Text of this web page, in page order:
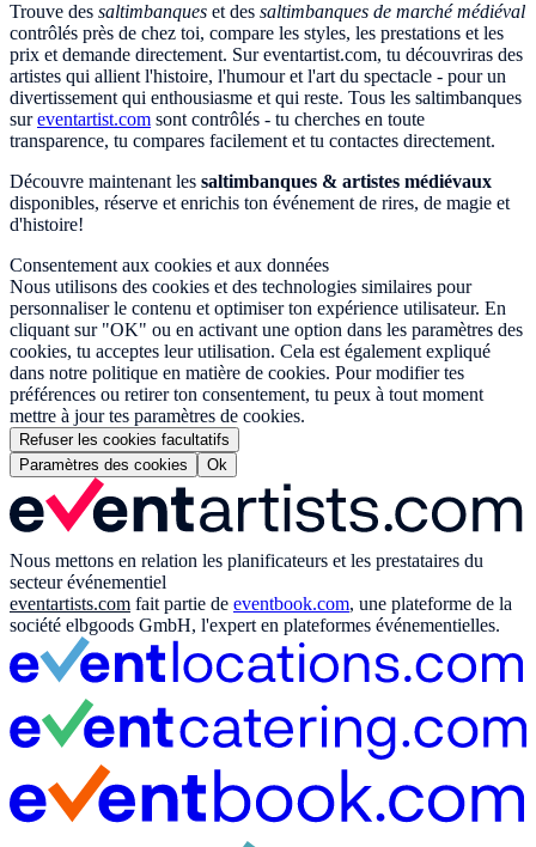
Trouve des saltimbanques et des saltimbanques de marché médiéval
contrôlés près de chez toi, compare les styles, les prestations et les
prix et demande directement. Sur eventartist.com, tu découvriras des
artistes qui allient l'histoire, l'humour et l'art du spectacle - pour un
divertissement qui enthousiasme et qui reste. Tous les saltimbanques
sureventartist.com sont contrôlés - tu cherches en toute
transparence, tu compares facilement et tu contactes directement.
Découvre maintenant les saltimbanques & artistes médiévaux
disponibles, réserve et enrichis ton événement de rires, de magie et
d'histoire!
Consentement aux cookies et aux données
Nous utilisons des cookies et des technologies similaires pour
personnaliser le contenu et optimiser ton expérience utilisateur. En
cliquant sur "OK" ou en activant une option dans les paramètres des
cookies, tu acceptes leur utilisation. Cela est également expliqué
dans notre politique en matière de cookies. Pour modifier tes
préférences ou retirer ton consentement, tu peux à tout moment
mettre à jour tes paramètres de cookies.
Refuser les cookies facultatifs
Paramètres des cookies
Ok
Nous mettons en relation les planificateurs et les prestataires du
secteur événementiel
eventartists.com fait partie de eventbook.com, une plateforme de la
société elbgoods GmbH, l'expert en plateformes événementielles.